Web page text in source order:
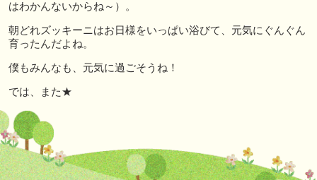
はわかんないからね～）。
朝どれズッキーニはお日様をいっぱい浴びて、元気にぐんぐん
育ったんだよね。
僕もみんなも、元気に過ごそうね！
では、また★